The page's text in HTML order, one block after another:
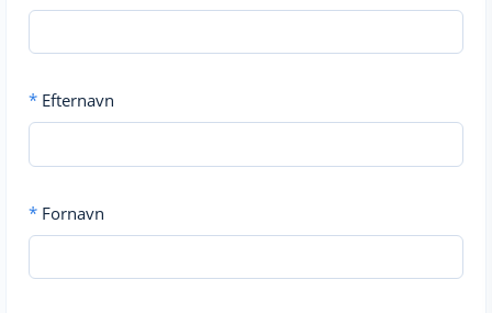
* Efternavn
* Fornavn